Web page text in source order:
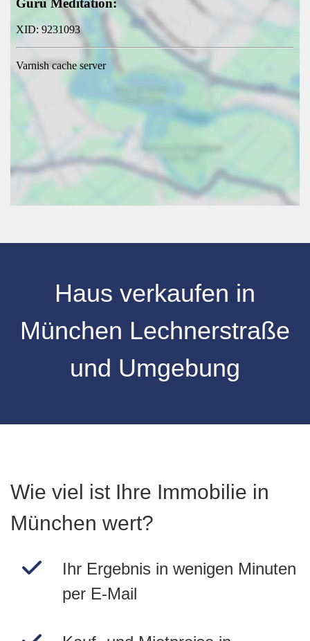
Haus verkaufen in
München Lechnerstraße
und Umgebung
Wie viel ist Ihre Immobilie in
München wert?
Ihr Ergebnis in wenigen Minuten
per E-Mail